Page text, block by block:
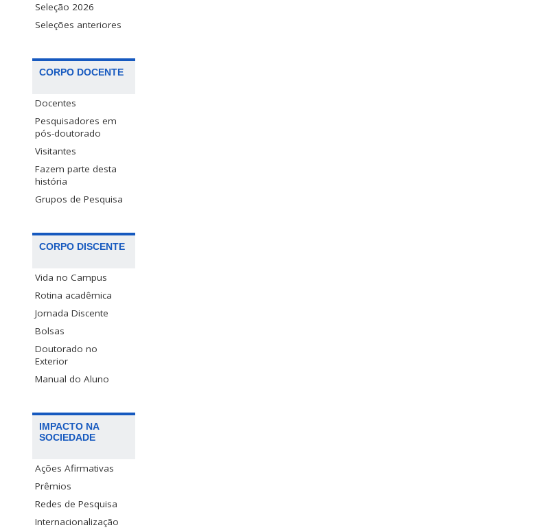
Seleção 2026
Seleções anteriores
CORPO DOCENTE
Docentes
Pesquisadores em
pós-doutorado
Visitantes
Fazem parte desta
história
Grupos de Pesquisa
CORPO DISCENTE
Vida no Campus
Rotina acadêmica
Jornada Discente
Bolsas
Doutorado no
Exterior
Manual do Aluno
IMPACTO NA
SOCIEDADE
Ações Afirmativas
Prêmios
Redes de Pesquisa
Internacionalização